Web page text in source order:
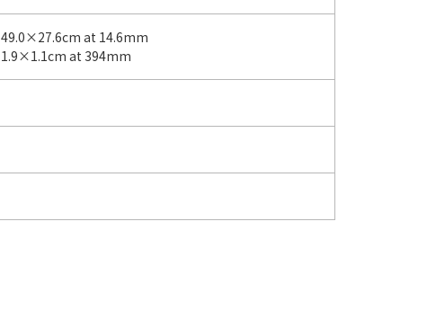
49.0×27.6cm at 14.6mm
1.9×1.1cm at 394mm